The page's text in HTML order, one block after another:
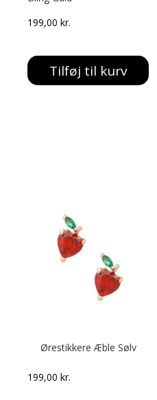
199,00kr.
Tilføj til kurv
Ørestikkere Æble Sølv
199,00kr.